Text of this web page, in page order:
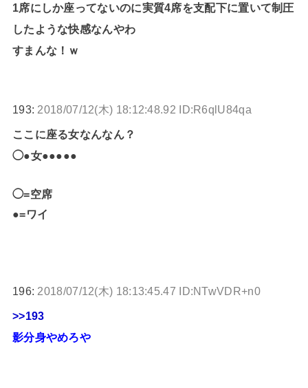
1席にしか座ってないのに実質4席を支配下に置いて制圧
したような快感なんやわ
すまんな！ｗ
193: 2018/07/12(木) 18:12:48.92 ID:R6qlU84qa
ここに座る女なんなん？
◯●女●●●●●
◯=空席
●=ワイ
196: 2018/07/12(木) 18:13:45.47 ID:NTwVDR+n0
>>193
影分身やめろや